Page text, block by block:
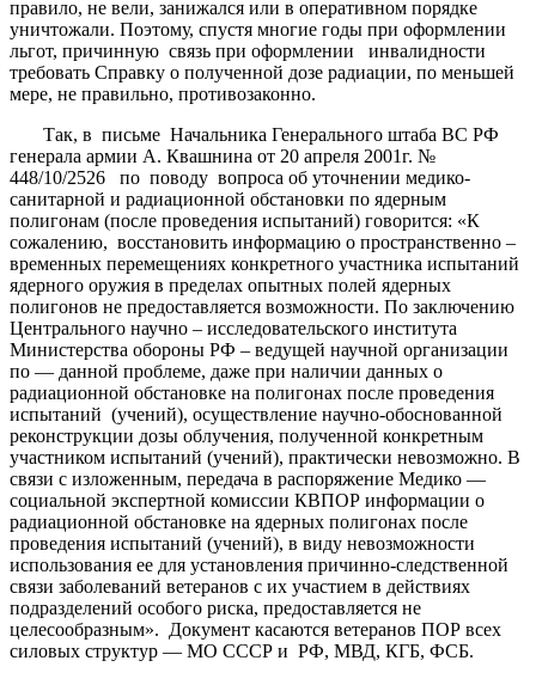
правило, не вели, занижался или в оперативном порядке
уничтожали. Поэтому, спустя многие годы при оформлении
льгот, причинную связь при оформлении инвалидности
требовать Справку о полученной дозе радиации, по меньшей
мере, не правильно, противозаконно.
Так, в письме Начальника Генерального штаба ВС РФ
генерала армии А. Квашнина от 20 апреля 2001г. №
448/10/2526 по поводу вопроса об уточнении медико-
санитарной и радиационной обстановки по ядерным
полигонам (после проведения испытаний) говорится: «К
сожалению, восстановить информацию о пространственно –
временных перемещениях конкретного участника испытаний
ядерного оружия в пределах опытных полей ядерных
полигонов не предоставляется возможности. По заключению
Центрального научно – исследовательского института
Министерства обороны РФ – ведущей научной организации
по — данной проблеме, даже при наличии данных о
радиационной обстановке на полигонах после проведения
испытаний (учений), осуществление научно-обоснованной
реконструкции дозы облучения, полученной конкретным
участником испытаний (учений), практически невозможно. В
связи с изложенным, передача в распоряжение Медико —
социальной экспертной комиссии КВПОР информации о
радиационной обстановке на ядерных полигонах после
проведения испытаний (учений), в виду невозможности
использования ее для установления причинно-следственной
связи заболеваний ветеранов с их участием в действиях
подразделений особого риска, предоставляется не
целесообразным». Документ касаются ветеранов ПОР всех
силовых структур — МО СССР и РФ, МВД, КГБ, ФСБ.